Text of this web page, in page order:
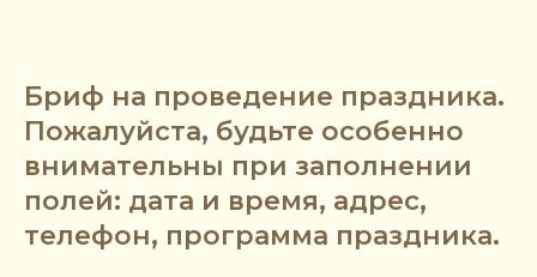
Бриф на проведение праздника.
Пожалуйста, будьте особенно
внимательны при заполнении
полей: дата и время, адрес,
телефон, программа праздника.